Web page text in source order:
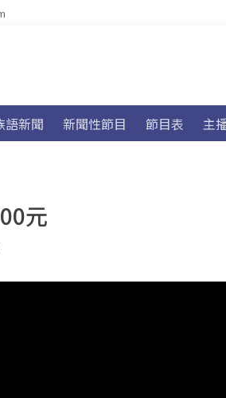
語新聞 新聞性節目 節目表 主
元